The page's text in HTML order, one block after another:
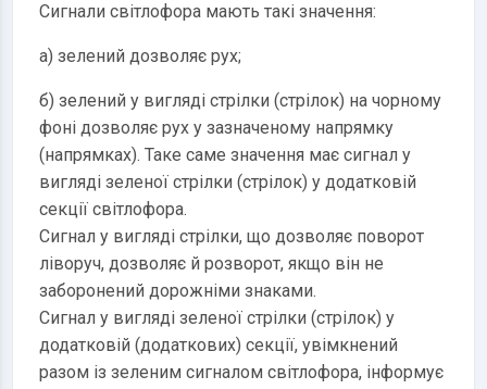
Сигнали світлофора мають такі значення:
a) зелений дозволяє рух;
б) зелений у вигляді стрілки (стрілок) на чорному
фоні дозволяє рух у зазначеному напрямку
(напрямках). Таке саме значення має сигнал у
вигляді зеленої стрілки (стрілок) у додатковій
секції світлофора.
Сигнал у вигляді стрілки, що дозволяє поворот
ліворуч, дозволяє й розворот, якщо він не
заборонений дорожніми знаками.
Сигнал у вигляді зеленої стрілки (стрілок) у
додатковій (додаткових) секції, увімкнений
разом із зеленим сигналом світлофора, інформує